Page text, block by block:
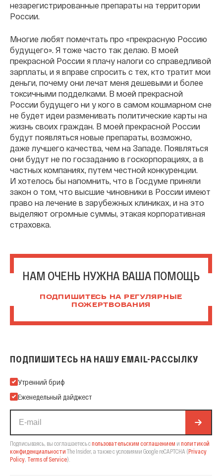
незарегистрированные препараты на территории
России.
Многие любят помечтать про «прекрасную Россию
будущего». Я тоже часто так делаю. В моей
прекрасной России я плачу налоги со справедливой
зарплаты, и я вправе спросить с тех, кто тратит мои
деньги, почему они лечат меня дешевыми и более
токсичными подделками. В моей прекрасной
России будущего ни у кого в самом кошмарном сне
не будет идеи разменивать политические карты на
жизнь своих граждан. В моей прекрасной России
будут появляться новые препараты, возможно,
даже лучшего качества, чем на Западе. Появляться
они будут не по госзаданию в госкорпорациях, а в
частных компаниях, путем честной конкуренции.
И хотелось бы напомнить, что в Госдуме приняли
закон о том, что высшие чиновники в России имеют
право на лечение в зарубежных клиниках, и на это
выделяют огромные суммы, этакая корпоративная
страховка.
НАМ ОЧЕНЬ НУЖНА ВАША ПОМОЩЬ
ПОДПИШИТЕСЬ НА РЕГУЛЯРНЫЕ
ПОЖЕРТВОВАНИЯ
ПОДПИШИТЕСЬ НА НАШУ EMAIL-РАССЫЛКУ
Подпишитесь на нашу Email-рассылку
Утренний бриф
Еженедельный дайджест
Подписываясь, вы соглашаетесь спользовательским соглашением и политикой
конфиденциальности The Insider, а также с условиями Google reCAPTCHA (Privacy
Policy, Terms of Service).